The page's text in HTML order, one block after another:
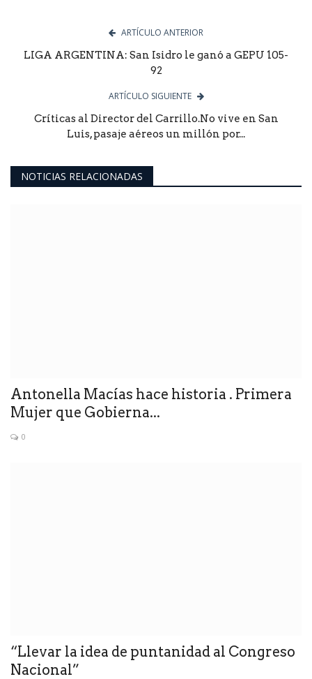
ARTÍCULO ANTERIOR
LIGA ARGENTINA: San Isidro le ganó a GEPU 105-
92
ARTÍCULO SIGUIENTE
Críticas al Director del Carrillo.No vive en San
Luis, pasaje aéreos un millón por...
NOTICIAS RELACIONADAS
Antonella Macías hace historia . Primera
Mujer que Gobierna...
0
“Llevar la idea de puntanidad al Congreso
Nacional”